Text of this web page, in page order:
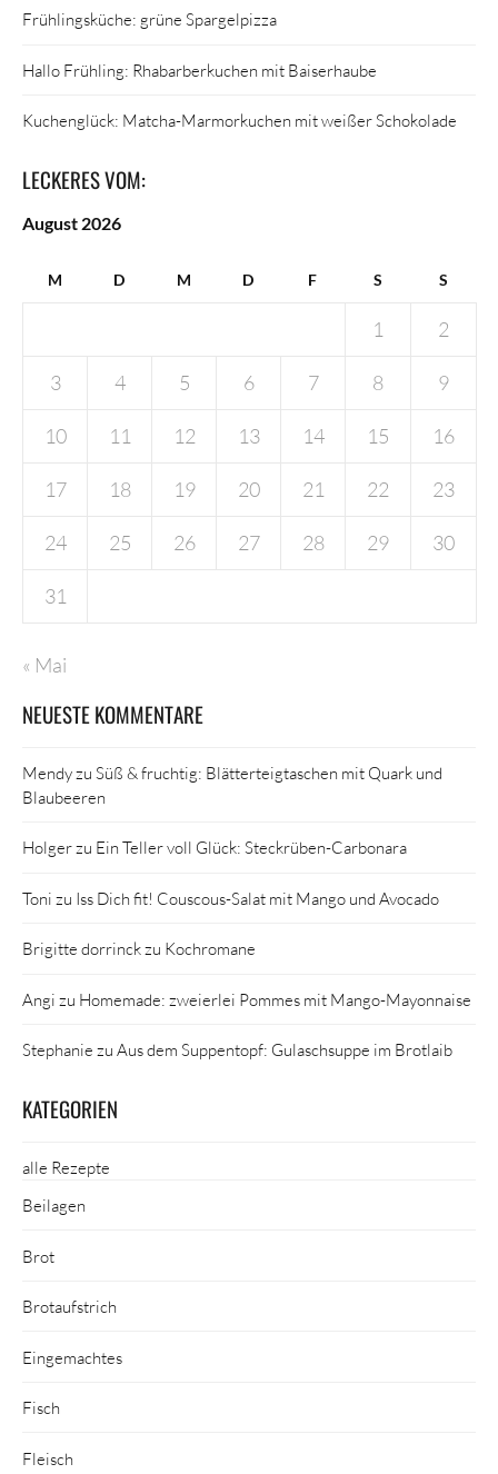
Frühlingsküche: grüne Spargelpizza
Hallo Frühling: Rhabarberkuchen mit Baiserhaube
Kuchenglück: Matcha-Marmorkuchen mit weißer Schokolade
LECKERES VOM:
August 2026
M D M D F S S
1 2
3 4 5 6 7 8 9
10 11 12 13 14 15 16
17 18 19 20 21 22 23
24 25 26 27 28 29 30
31
« Mai
NEUESTE KOMMENTARE
Mendyzu Süß & fruchtig: Blätterteigtaschen mit Quark und
Blaubeeren
Holgerzu Ein Teller voll Glück: Steckrüben-Carbonara
Toni zu Iss Dich fit! Couscous-Salat mit Mango und Avocado
Brigitte dorrinckzu Kochromane
Angi zu Homemade: zweierlei Pommes mit Mango-Mayonnaise
Stephanie zu Aus dem Suppentopf: Gulaschsuppe im Brotlaib
KATEGORIEN
alle Rezepte
Beilagen
Brot
Brotaufstrich
Eingemachtes
Fisch
Fleisch